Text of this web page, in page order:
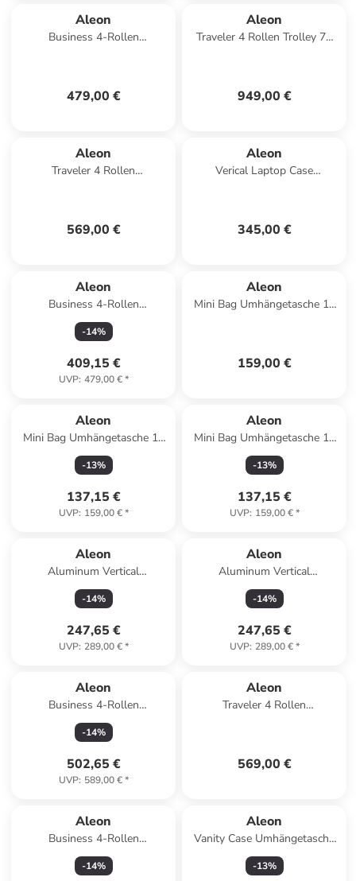
Aleon
Business 4-Rollen
479,00 €
Aleon
Traveler 4 Rollen Trolley 77
949,00 €
Aleon
Traveler 4 Rollen
569,00 €
Aleon
Verical Laptop Case
345,00 €
Aleon
Business 4-Rollen
Businesstrolley 42 cm
Laptopfach in ruby
-14%
409,15 €
UVP: 479,00 €*
Aleon
Mini Bag Umhängetasche 19
159,00 €
Aleon
Mini Bag Umhängetasche 19
cm in bronze
-13%
137,15 €
UVP: 159,00 €*
Aleon
Mini Bag Umhängetasche 19
cm in sapphire
-13%
137,15 €
UVP: 159,00 €*
Aleon
Aluminum Vertical
Aktenkoffer 25 cm Laptopfach
in onyx
-14%
247,65 €
UVP: 289,00 €*
Aleon
Aluminum Vertical
Aktenkoffer 25 cm Laptopfach
in platinum
-14%
247,65 €
UVP: 289,00 €*
Aleon
Business 4-Rollen
Businesstrolley 55 cm in ruby
-14%
502,65 €
UVP: 589,00 €*
Aleon
Traveler 4 Rollen
569,00 €
Aleon
Business 4-Rollen
Businesstrolley 50 cm
Laptopfach in ruby
-14%
Aleon
Vanity Case Umhängetasche
25 cm in ruby
-13%